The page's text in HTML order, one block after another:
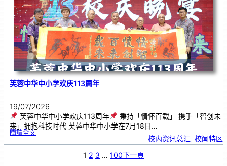
荣
丹
青
》
书
画
展
开
幕
芙蓉中华中小学欢庆113周年
19/07/2026
芙蓉中华中小学欢庆113周年
秉持「情怀百载」 携手「智创未
来」拥抱科技时代 芙蓉中华中小学在7月18日…
閱讀全文:芙
华
校内资讯总汇 校闻特区
1 2 3 … 100下一頁